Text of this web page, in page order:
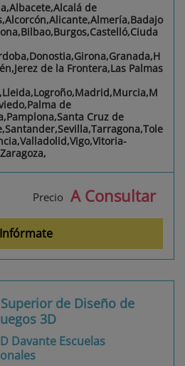
de
de la Frontera,Las Palmas
de
Cruz de
Precio A Consultar
Infórmate
de Diseño de
3D
Davante Escuelas